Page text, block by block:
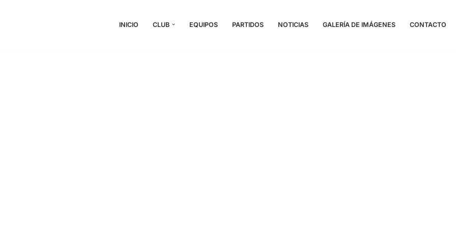
INICIO CLUB EQUIPOS PARTIDOS NOTICIAS GALERÍA DE IMÁGENES CONTACTO